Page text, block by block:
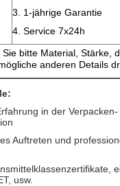
3. 1-jährige Garantie
4. Service 7x24h
bitte Material, Stärke,
anderen Details
in der
Auftreten und
usw.